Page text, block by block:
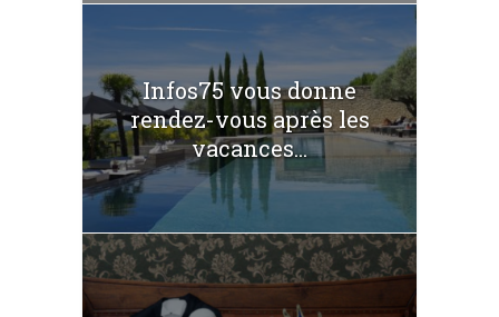
Infos75 vous donne
rendez-vous après les
vacances...